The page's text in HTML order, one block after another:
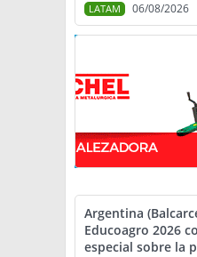
LATAM 06/08/2026
Argentina
Educoagro 2026
especial sobre la